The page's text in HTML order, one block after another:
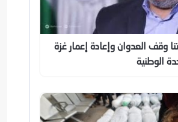
وقف العدوان وإعادة إعمار غزة
الوطنية